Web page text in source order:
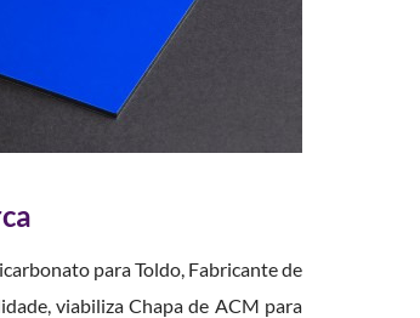
para Toldo, Fabricante de
viabiliza Chapa de ACM para